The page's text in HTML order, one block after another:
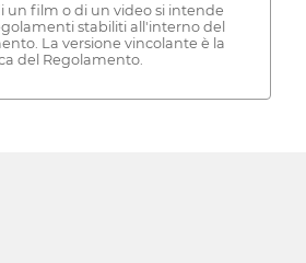
un film o di un video si intende
stabiliti all'interno del
La versione vincolante è la
del Regolamento.